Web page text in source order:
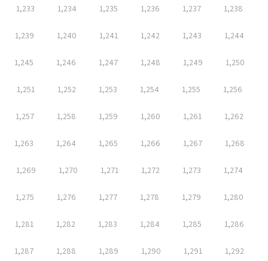
1,233 1,234 1,235 1,236 1,237 1,238
1,239 1,240 1,241 1,242 1,243 1,244
1,245 1,246 1,247 1,248 1,249 1,250
1,251 1,252 1,253 1,254 1,255 1,256
1,257 1,258 1,259 1,260 1,261 1,262
1,263 1,264 1,265 1,266 1,267 1,268
1,269 1,270 1,271 1,272 1,273 1,274
1,275 1,276 1,277 1,278 1,279 1,280
1,281 1,282 1,283 1,284 1,285 1,286
1,287 1,288 1,289 1,290 1,291 1,292